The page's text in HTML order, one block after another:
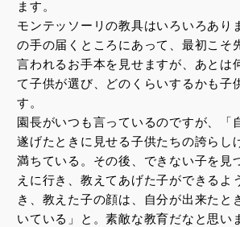
ます。
モンテッソーリの教具はいろいろあり
の手の届くところにあって、最初こそ
言われるお手本を見せますが、あとは
て子供が選び、どのくらいするかも子
す。
園長がいつも言っているのですが、「
遂げたときに見せる子供たちの誇らし
満ちている。その後、できない子を見
えに行き、教えてあげた子ができるよ
き、教えた子の顔は、自分が出来たと
いている」と。素敵な教育だなと思い